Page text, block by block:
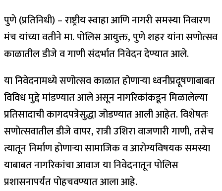
पुणे (प्रतिनिधी) – राष्ट्रीय स्वाहा आणि नागरी समस्या निवारण
मंच यांच्या वतीने मा. पोलिस आयुक्त, पुणे शहर यांना सणोत्सव
काळातील डीजे व गाणी संदर्भात निवेदन देण्यात आले.
या निवेदनामध्ये सणोत्सव काळात होणाऱ्या ध्वनीप्रदूषणाबाबत
विविध मुद्दे मांडण्यात आले असून नागरिकांकडून मिळालेल्या
प्रतिसादाची कागदपत्रेसुद्धा जोडण्यात आली आहेत. विशेषतः
सणोत्सवातील डीजे वापर, रात्री उशिरा वाजणारी गाणी, तसेच
त्यातून निर्माण होणाऱ्या सामाजिक व आरोग्यविषयक समस्या
याबाबत नागरिकांचा आवाज या निवेदनातून पोलिस
प्रशासनापर्यंत पोहचवण्यात आला आहे.